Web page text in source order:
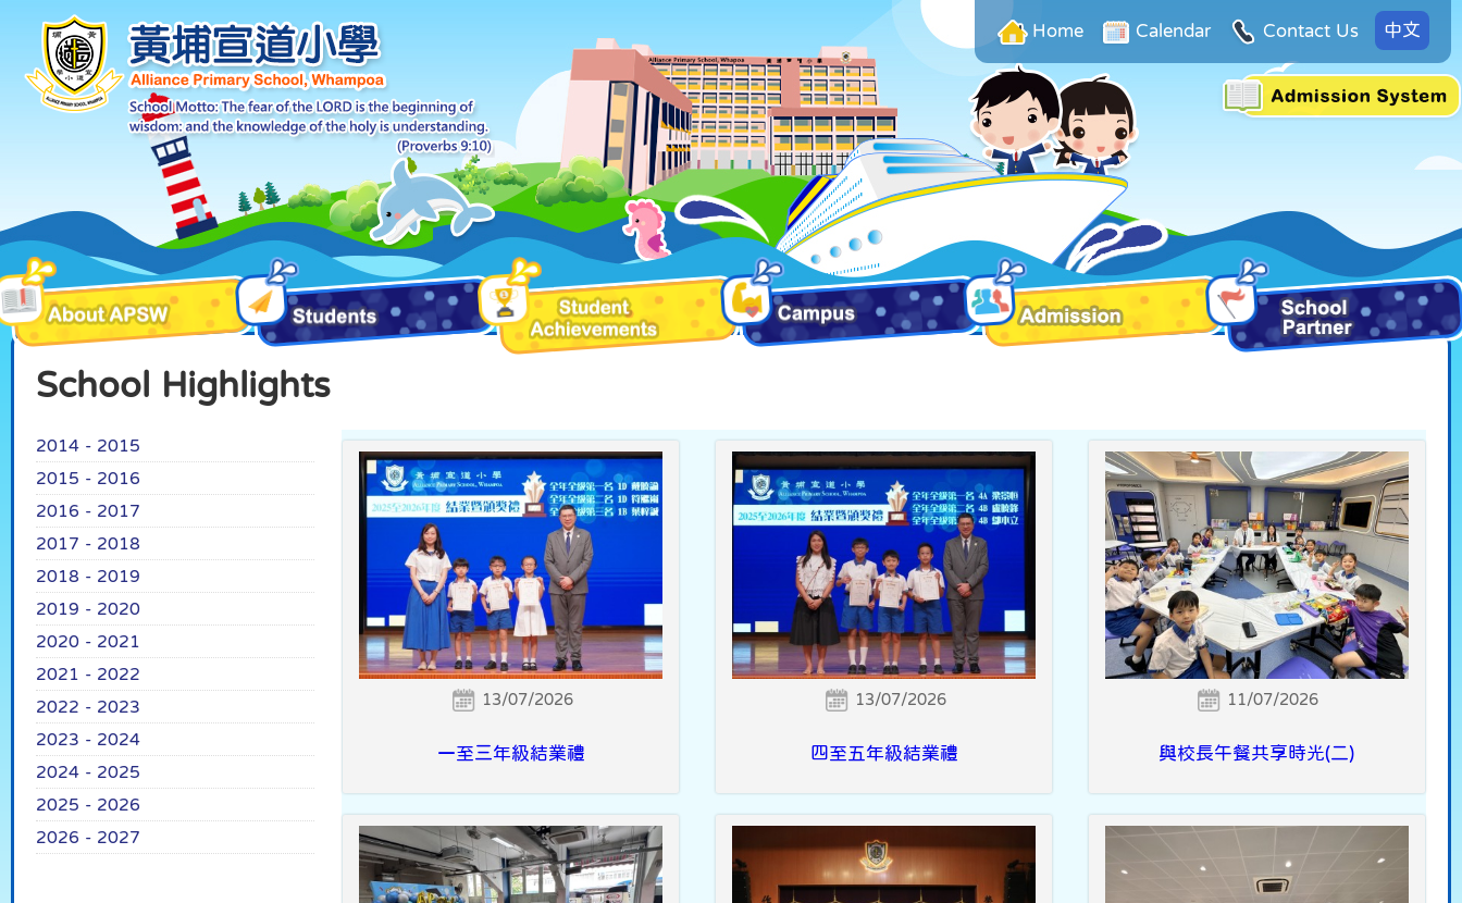
Home Calendar Contact Us 中文
School Highlights
2014 - 2015
2015 - 2016
2016 - 2017
2017 - 2018
2018 - 2019
2019 - 2020
2020 - 2021
2021 - 2022
2022 - 2023
2023 - 2024
2024 - 2025
2025 - 2026
2026 - 2027
13/07/2026
一至三年級結業禮
13/07/2026
四至五年級結業禮
11/07/2026
與校長午餐共享時光(二)